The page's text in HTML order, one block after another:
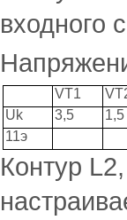
входного
VT1
Uk
3,5 1,5
11э
Контур